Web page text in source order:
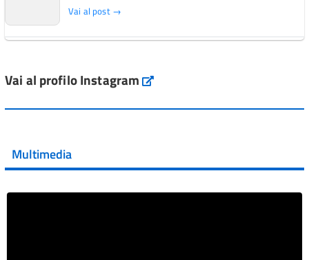
Vai al post →
Vai al post →
Vai al post →
Vai al profilo Instagram Instagram
Multimedia